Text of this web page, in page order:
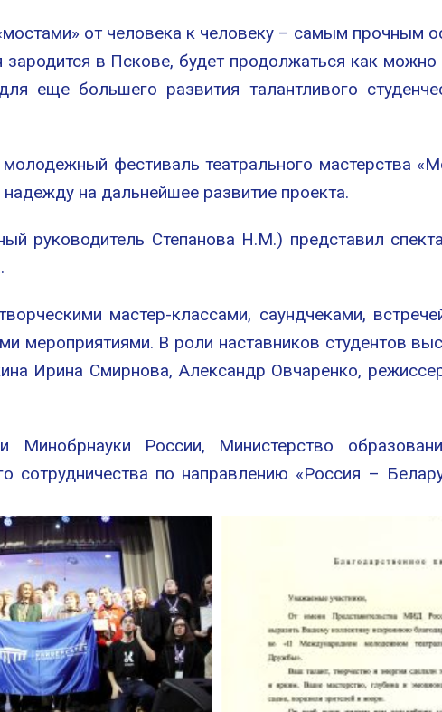
от человека к человеку – самым прочным
зародится в Пскове, будет продолжаться как
еще большего развития талантливого
фестиваль театрального мастерства
на дальнейшее развитие проекта.
руководитель Степанова Н.М.) представил
мастер-классами, саундчеками,
мероприятиями. В роли наставников студентов
Ирина Смирнова, Александр Овчаренко,
России, Министерство
по направлению «Россия –